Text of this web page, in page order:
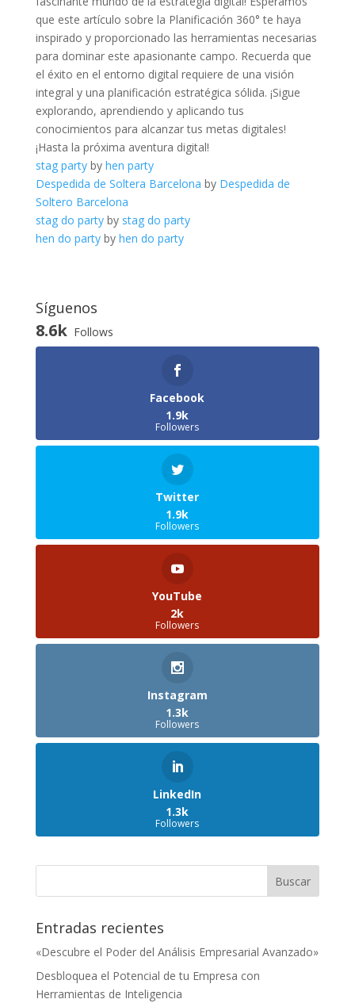
que este‌ artículo ​sobre la Planificación 360° te haya
⁢inspirado y proporcionado las herramientas necesarias
⁢para‌ dominar este apasionante campo. Recuerda ⁤que
⁢el éxito‍ en el entorno digital requiere de​ una visión
integral y una ⁢planificación estratégica sólida. ¡Sigue
‌explorando, aprendiendo y​ aplicando tus
conocimientos para alcanzar tus metas digitales!
¡Hasta ⁤la próxima aventura digital!
stag partyby hen party
Despedida de Soltera Barcelona by Despedida de
Soltero Barcelona
stag do partyby stag do party
hen do partyby hen do party
Síguenos
8.6k Follows
Facebook
1.9k
Followers
Twitter
1.9k
Followers
YouTube
2k
Followers
Instagram
1.3k
Followers
LinkedIn
1.3k
Followers
Entradas recientes
«Descubre el Poder del Análisis Empresarial Avanzado»
Desbloquea el Potencial de tu Empresa con
Herramientas de Inteligencia